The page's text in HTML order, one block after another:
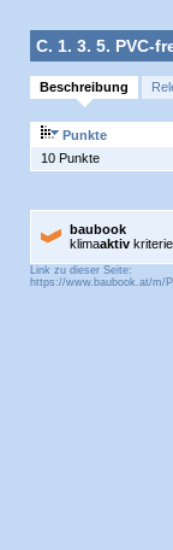
C. 1. 3. 5. PVC-
Beschreibung
Punkte
10 Punkte
baubook
klimaaktiv
Link zu dieser Seite: